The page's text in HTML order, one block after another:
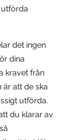
det ingen
dina
kravet från
att de ska
utförda.
du klarar av